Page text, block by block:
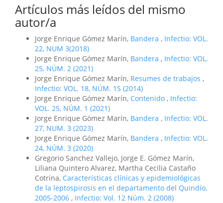
Artículos más leídos del mismo
autor/a
Jorge Enrique Gómez Marín, Bandera , Infectio: VOL.
22, NUM 3(2018)
Jorge Enrique Gómez Marín, Bandera , Infectio: VOL.
25, NÚM. 2 (2021)
Jorge Enrique Gómez Marín, Resumes de trabajos ,
Infectio: VOL. 18, NÚM. 1S (2014)
Jorge Enrique Gómez Marín, Contenido , Infectio:
VOL. 25, NÚM. 1 (2021)
Jorge Enrique Gómez Marín, Bandera , Infectio: VOL.
27, NUM. 3 (2023)
Jorge Enrique Gómez Marín, Bandera , Infectio: VOL.
24, NÚM. 3 (2020)
Gregorio Sanchez Vallejo, Jorge E. Gómez Marín,
Liliana Quintero Alvarez, Martha Cecilia Castaño
Cotrina, Características clínicas y epidemiológicas
de la leptospirosis en el departamento del Quindío,
2005-2006 , Infectio: Vol. 12 Núm. 2 (2008)